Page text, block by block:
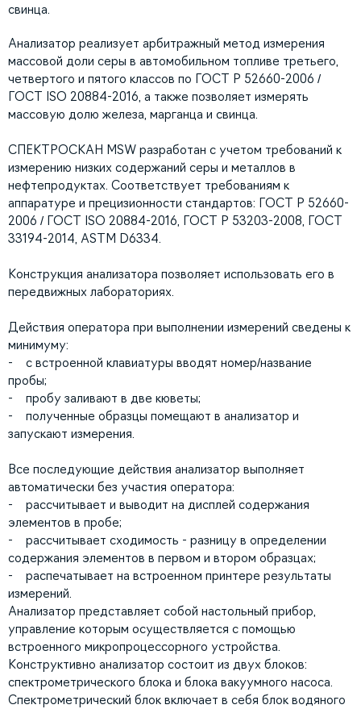
свинца.
Анализатор реализует арбитражный метод измерения
массовой доли серы в автомобильном топливе третьего,
четвертого и пятого классов по ГОСТ Р 52660-2006 /
ГОСТ ISO 20884-2016, а также позволяет измерять
массовую долю железа, марганца и свинца.
СПЕКТРОСКАН MSW разработан с учетом требований к
измерению низких содержаний серы и металлов в
нефтепродуктах. Соответствует требованиям к
аппаратуре и прецизионности стандартов: ГОСТ Р 52660-
2006 / ГОСТ ISO 20884-2016, ГОСТ Р 53203-2008, ГОСТ
33194-2014, ASTM D6334.
Конструкция анализатора позволяет использовать его в
передвижных лабораториях.
Действия оператора при выполнении измерений сведены к
минимуму:
- с встроенной клавиатуры вводят номер/название
пробы;
- пробу заливают в две кюветы;
- полученные образцы помещают в анализатор и
запускают измерения.
Все последующие действия анализатор выполняет
автоматически без участия оператора:
- рассчитывает и выводит на дисплей содержания
элементов в пробе;
- рассчитывает сходимость - разницу в определении
содержания элементов в первом и втором образцах;
- распечатывает на встроенном принтере результаты
измерений.
Анализатор представляет собой настольный прибор,
управление которым осуществляется с помощью
встроенного микропроцессорного устройства.
Конструктивно анализатор состоит из двух блоков:
спектрометрического блока и блока вакуумного насоса.
Спектрометрический блок включает в себя блок водяного